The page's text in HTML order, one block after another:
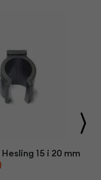
15 i 20 mm